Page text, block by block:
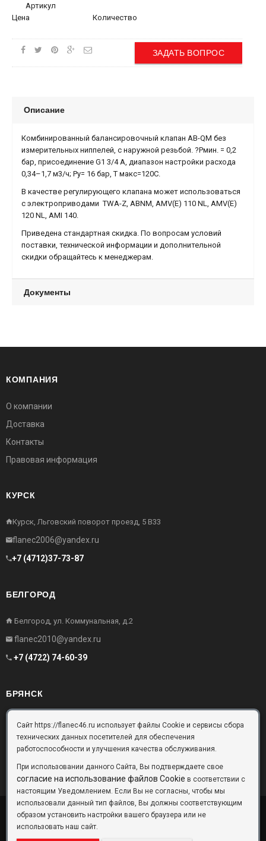
Артикул
Цена
Количество
ЗАДАТЬ ВОПРОС
Описание
Комбинированный балансировочный клапан AB-QM без
измерительных ниппелей, с наружной резьбой. ?Pмин. = 0,2
бар, присоединение G1 3/4 A, диапазон настройки расхода
0,34–1,7 м3/ч; Ру= 16 бар, Т макс=120С.
В качестве регулирующего клапана может использоваться
с электроприводами TWA-Z, ABNM, AMV(E) 110 NL, AMV(E)
120 NL, AMI 140.
Приведена стандартная скидка. По вопросам условий
поставки, технической информации и дополнительной
скидки обращайтесь к менеджерам.
Документы
КОМПАНИЯ
О компании
Доставка
Контакты
Правовая информация
КУРСК
Курск, Льговский поворот проезд, 5 В33
flanec2006@yandex.ru
+7 (4712)37-73-87
БЕЛГОРОД
Белгород, ул. Коммунальная, д.2
flanec2010@yandex.ru
+7 (4722) 74-60-39
БРЯНСК
Брянск, Московский проезд, д.10, офис 3
flanec32@yandex.ru
Copyright © 2026 © ООО «Фланец-Комплект»
Сайт https://flanec46.ru использует файлы Cookie и сервисы сбора
технических данных посетителей для обеспечения
работоспособности и улучшения качества обслуживания.
При использовании данного Сайта, Вы подтверждаете свое
согласие на использование файлов Cookie в соответствии с
настоящим Уведомлением. Если Вы не согласны, чтобы мы
использовали данный тип файлов, Вы должны соответствующим
образом установить настройки вашего браузера или не
использовать наш сайт.